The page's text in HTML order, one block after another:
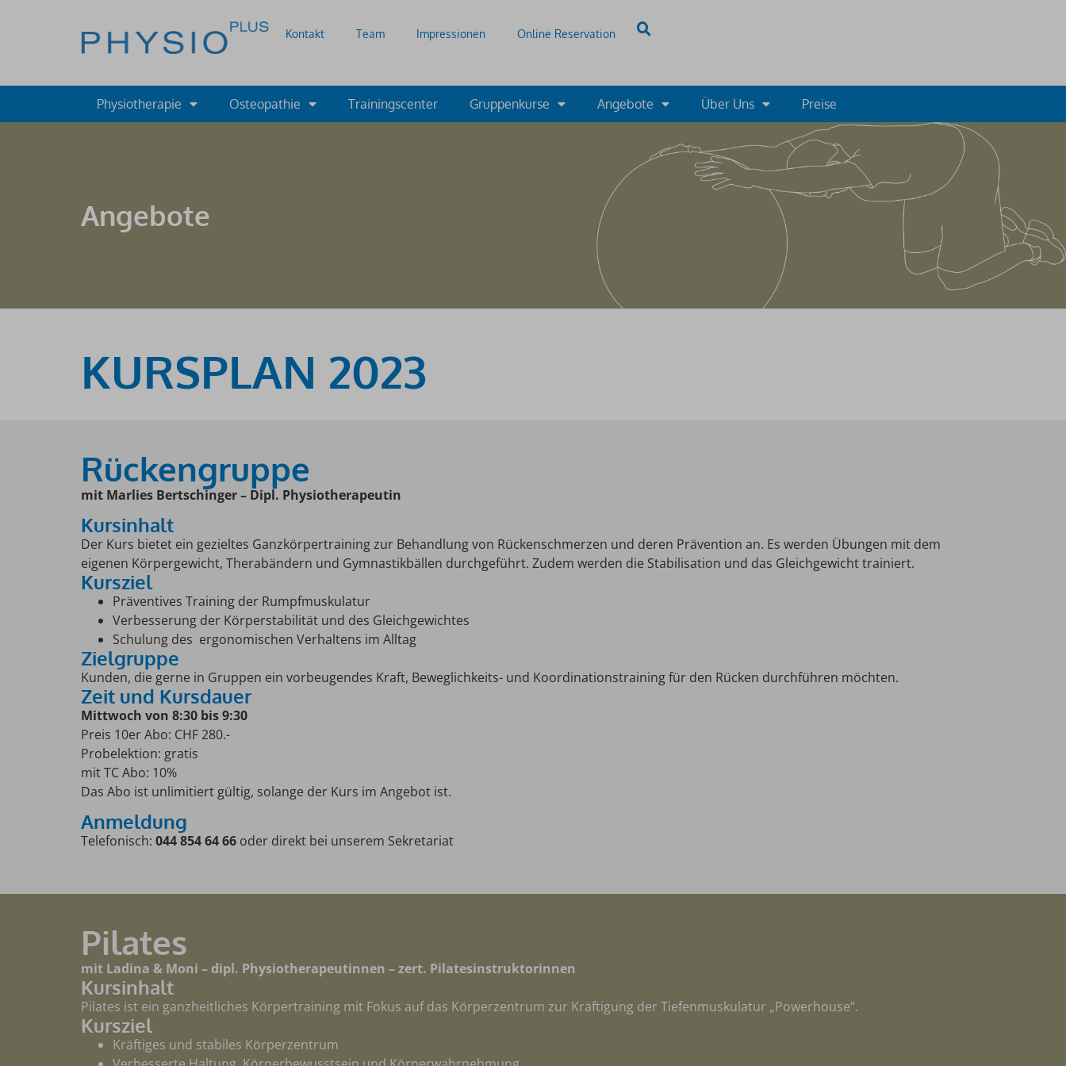
Kontakt Team Impressionen Online Reservation
Physiotherapie Osteopathie Trainingscenter Gruppenkurse Angebote Über Uns Preise
Angebote
KURSPLAN 2023
Rückengruppe
mit Marlies Bertschinger – Dipl. Physiotherapeutin
Kursinhalt
Der Kurs bietet ein gezieltes Ganzkörpertraining zur Behandlung von Rückenschmerzen und deren Prävention an. Es werden Übungen mit dem
eigenen Körpergewicht, Therabändern und Gymnastikbällen durchgeführt. Zudem werden die Stabilisation und das Gleichgewicht trainiert.
Kursziel
Präventives Training der Rumpfmuskulatur
Verbesserung der Körperstabilität und des Gleichgewichtes
Schulung des ergonomischen Verhaltens im Alltag
Zielgruppe
Kunden, die gerne in Gruppen ein vorbeugendes Kraft, Beweglichkeits- und Koordinationstraining für den Rücken durchführen möchten.
Zeit und Kursdauer
Mittwoch von 8:30 bis 9:30
Preis 10er Abo: CHF 280.-
Probelektion: gratis
mit TC Abo: 10%
Das Abo ist unlimitiert gültig, solange der Kurs im Angebot ist.
Anmeldung
Telefonisch: 044 854 64 66 oder direkt bei unserem Sekretariat
Pilates
mit Ladina & Moni – dipl. Physiotherapeutinnen – zert. Pilatesinstruktorinnen
Kursinhalt
Pilates ist ein ganzheitliches Körpertraining mit Fokus auf das Körperzentrum zur Kräftigung der Tiefenmuskulatur „Powerhouse“.
Kursziel
Kräftiges und stabiles Körperzentrum